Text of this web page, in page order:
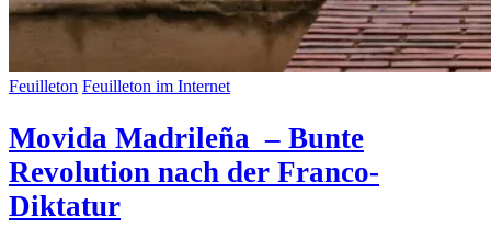
Feuilleton Feuilleton im Internet
Movida Madrileña – Bunte
Revolution nach der Franco-
Diktatur